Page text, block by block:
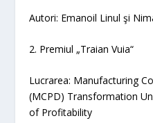
Autori: Emanoil Linul şi
2. Premiul „Traian Vuia“
Lucrarea: Manufacturing
(MCPD) Transformation
of Profitability